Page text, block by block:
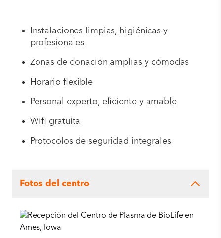
Instalaciones limpias, higiénicas y
profesionales
Zonas de donación amplias y cómodas
Horario flexible
Personal experto, eficiente y amable
Wifi gratuita
Protocolos de seguridad integrales
Fotos del centro